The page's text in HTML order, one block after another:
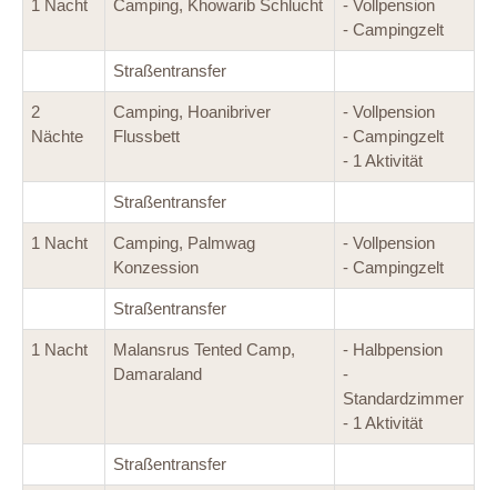
1 Nacht Camping, Khowarib Schlucht
- Vollpension
- Campingzelt
Straßentransfer
2
Nächte
Camping, Hoanibriver
Flussbett
- Vollpension
- Campingzelt
- 1 Aktivität
Straßentransfer
1 Nacht
Camping, Palmwag
Konzession
- Vollpension
- Campingzelt
Straßentransfer
1 Nacht
Malansrus Tented Camp,
Damaraland
- Halbpension
-
Standardzimmer
- 1 Aktivität
Straßentransfer